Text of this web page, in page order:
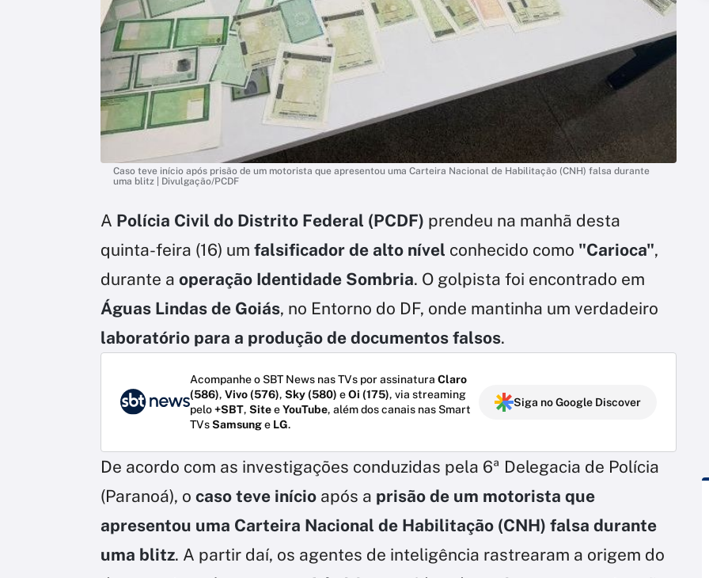
Caso teve início após prisão de um motorista que apresentou uma Carteira Nacional de Habilitação (CNH) falsa durante
uma blitz | Divulgação/PCDF
A Polícia Civil do Distrito Federal (PCDF) prendeu na manhã desta
quinta-feira (16) um falsificador de alto nível conhecido como "Carioca",
durante a operação Identidade Sombria. O golpista foi encontrado em
Águas Lindas de Goiás, no Entorno do DF, onde mantinha um verdadeiro
laboratório para a produção de documentos falsos.
Acompanhe o SBT News nas TVs por assinatura Claro
(586), Vivo (576), Sky (580) eOi (175), via streaming
pelo+SBT, SiteeYouTube, além dos canais nas Smart
TVsSamsunge LG.
Siga no Google Discover
De acordo com as investigações conduzidas pela 6ª Delegacia de Polícia
(Paranoá), o caso teve início após a prisão de um motorista que
apresentou uma Carteira Nacional de Habilitação (CNH) falsa durante
uma blitz. A partir daí, os agentes de inteligência rastrearam a origem do